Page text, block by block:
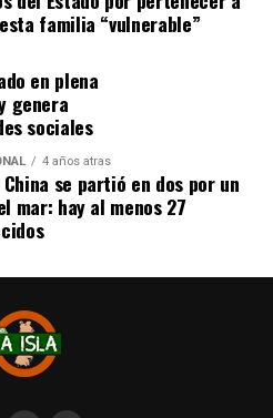
Francisco Cárcamo había
pasado 20 de marzo en el
el acuerdo de todos los
del ramo e invitar a
para informar de la
aplicación del dictamen de
una tremenda
dado que por un lado el
no entregaba títulos de
habitaciones rurales,
a este beneficio, se deben
de los sitios.
familia “vulnerable”
en plena
genera
sociales
4 años atras
se partió en dos por un
mar: hay al menos 27